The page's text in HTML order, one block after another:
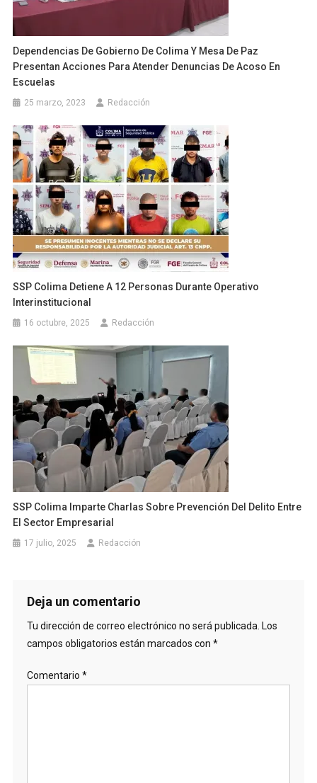
Dependencias De Gobierno De Colima Y Mesa De Paz
Presentan Acciones Para Atender Denuncias De Acoso En
Escuelas
25 marzo, 2023 Redacción
SSP Colima Detiene A 12 Personas Durante Operativo
Interinstitucional
16 octubre, 2025 Redacción
SSP Colima Imparte Charlas Sobre Prevención Del Delito Entre
El Sector Empresarial
17 julio, 2025 Redacción
Deja un comentario
Tu dirección de correo electrónico no será publicada. Los
campos obligatorios están marcados con *
Comentario *